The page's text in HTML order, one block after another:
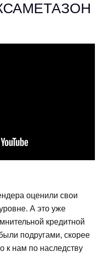
оценили свои
А это уже
кредитной
подругами, скорее
к нам по наследству